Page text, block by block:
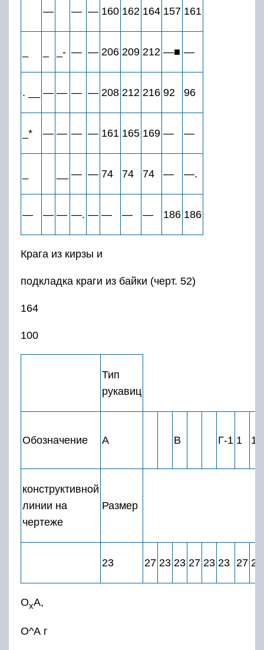
— — — 160 162 164 157 161
_- — — 206 209 212 —■ —
. __ — — — — 208 212 216 92 96
_* — — — — 161 165 169 — —
— — 74 74 74 — —.
— — — —. — — — — 186 186
Крага из кирзы и
подкладка краги из байки (черт. 52)
164
100
Тип
рукавиц
Обозначение А В Г-1 1 1
конструктивной
линии на
чертеже
Размер
23 27 23 23 27 23 23 27 23
ОхА,
О^А г